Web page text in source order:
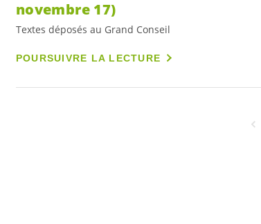
novembre 17)
Textes déposés au Grand Conseil
POURSUIVRE LA LECTURE